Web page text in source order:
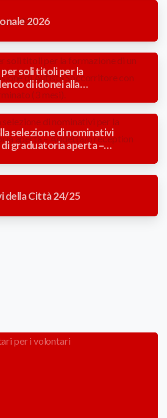
2026
soli titoli per la
di idonei alla
Soccorritore con
selezione di nominativi
graduatoria aperta –
poliambulatorio
della Città 24/25